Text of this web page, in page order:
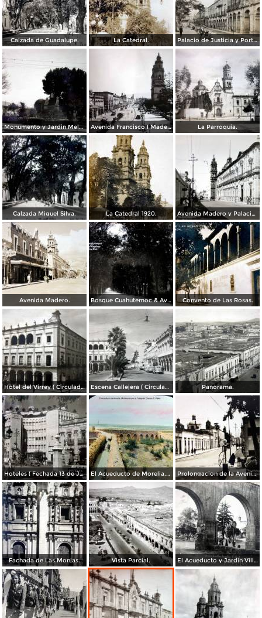
Calzada de Guadalupe. La Catedral. Palacio de Justicia y Portal de Aldama.
Monumento y Jardin Melchor Ocampo.( Circulada el 16 de Agosto de 1934 ). Avenida Francisco I Madero( Circulada el 7de Agosto de 1934 ). La Parroquia.
Calzada Miguel Silva. La Catedral 1920. Avenida Madero y Palacio Federal.
Avenida Madero. Bosque Cuahutemoc & Ave Justo Mendoza. Convento de Las Rosas.
Hotel del Virrey ( Circulada el 01 de Agosto de 1946 ). Escena Callejera ( Circulada el 21 de Agosto de 1946 ). Panorama.
Hoteles ( Fechada 13 de Junio de 1957 ). El Acueducto de Morelia, Michoacán por el Fotógrafo Charles B. Waite. Prolongacion de la Avenida Madero.
Fachada de Las Monjas. Vista Parcial. El Acueducto y Jardin Villalongin ( Circulada el 8 de Agosto de 1936 ).